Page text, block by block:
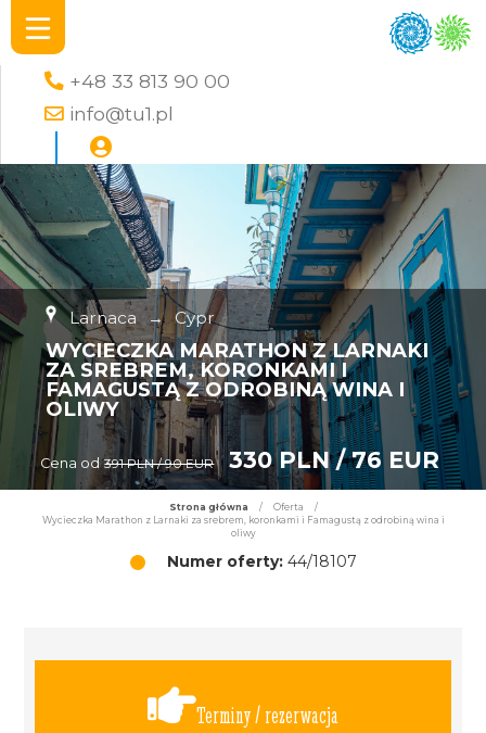
+48 33 813 90 00
info@tu1.pl
Larnaca → Cypr
WYCIECZKA MARATHON Z LARNAKI
ZA SREBREM, KORONKAMI I
FAMAGUSTĄ Z ODROBINĄ WINA I
OLIWY
Cena od 391 PLN / 90 EUR 330 PLN / 76 EUR
Strona główna / Oferta
/
Wycieczka Marathon z Larnaki za srebrem, koronkami i Famagustą z odrobiną wina i
oliwy
Numer oferty:44/18107
Terminy / rezerwacja